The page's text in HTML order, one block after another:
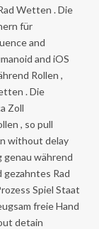
Wetten . Die
für
and
and iOS
Rollen ,
. Die
Zoll
, so pull
without delay
genau während
gezahntes Rad
Spiel Staat
freie Hand
detain